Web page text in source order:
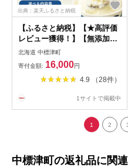
出典：楽天ふるさと納税
【ふるさと納税】【★高評価
レビュー獲得！】【無添加】
【内容量が選べる！】北海道
プレミアムミルクアイスクリ
ーム×6〜72個 アイス ミルク
紅茶 抹茶 フローズンヨーグ
ルト 詰め合わせ 無添加 食後
北海道 中標津町
寄付金額: 16,000円
4.9 （28件）
1サイトで掲載中
1 2
中標津町の返礼品に関